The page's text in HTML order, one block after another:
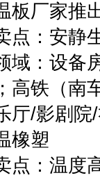
板厂家推
点：安静
域：设备
高铁（南
厅/影剧院
橡塑
点：温度